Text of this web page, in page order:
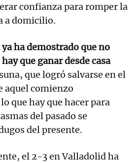
confianza para romper la
a domicilio.
ha demostrado que no
que ganar desde casa
que logró salvarse en el
aquel comienzo
que hay que hacer para
del pasado se
del presente.
el 2-3 en Valladolid ha